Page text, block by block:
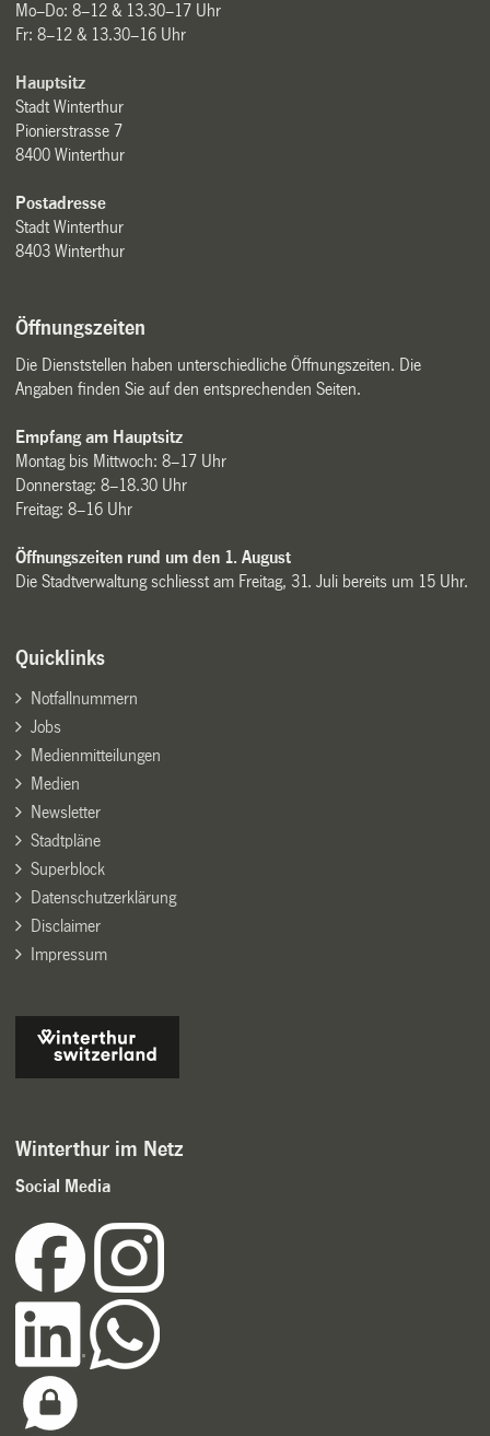
Mo–Do: 8–12 & 13.30–17 Uhr
Fr: 8–12 & 13.30–16 Uhr
Hauptsitz
Stadt Winterthur
Pionierstrasse 7
8400 Winterthur
Postadresse
Stadt Winterthur
8403 Winterthur
Öffnungszeiten
Die Dienststellen haben unterschiedliche Öffnungszeiten. Die
Angaben finden Sie auf den entsprechenden Seiten.
Empfang am Hauptsitz
Montag bis Mittwoch: 8–17 Uhr
Donnerstag: 8–18.30 Uhr
Freitag: 8–16 Uhr
Öffnungszeiten rund um den 1. August
Die Stadtverwaltung schliesst am Freitag, 31. Juli bereits um 15 Uhr.
Quicklinks
Notfallnummern
Jobs
Medienmitteilungen
Medien
Newsletter
Stadtpläne
Superblock
Datenschutzerklärung
Disclaimer
Impressum
Winterthur im Netz
Social Media